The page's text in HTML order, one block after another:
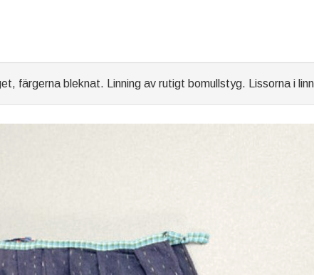
färgerna bleknat. Linning av rutigt bomullstyg. Lissorna i